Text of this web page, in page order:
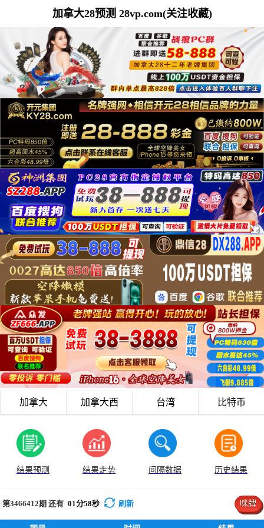
加拿大28预测 28vp.com(关注收藏)
加拿大 加拿大西 台湾 比特币
结果预测 结果走势 间隔数据 历史结果
第3466412期 还有 01分58秒 刷新 咪牌